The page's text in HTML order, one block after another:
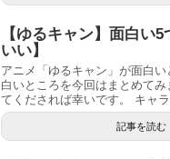
【ゆるキャン】面白い
いい】
アニメ「ゆるキャン」が面白
白いところを今回はまとめて
てくだされば幸いです。 キャラ
記事を読む